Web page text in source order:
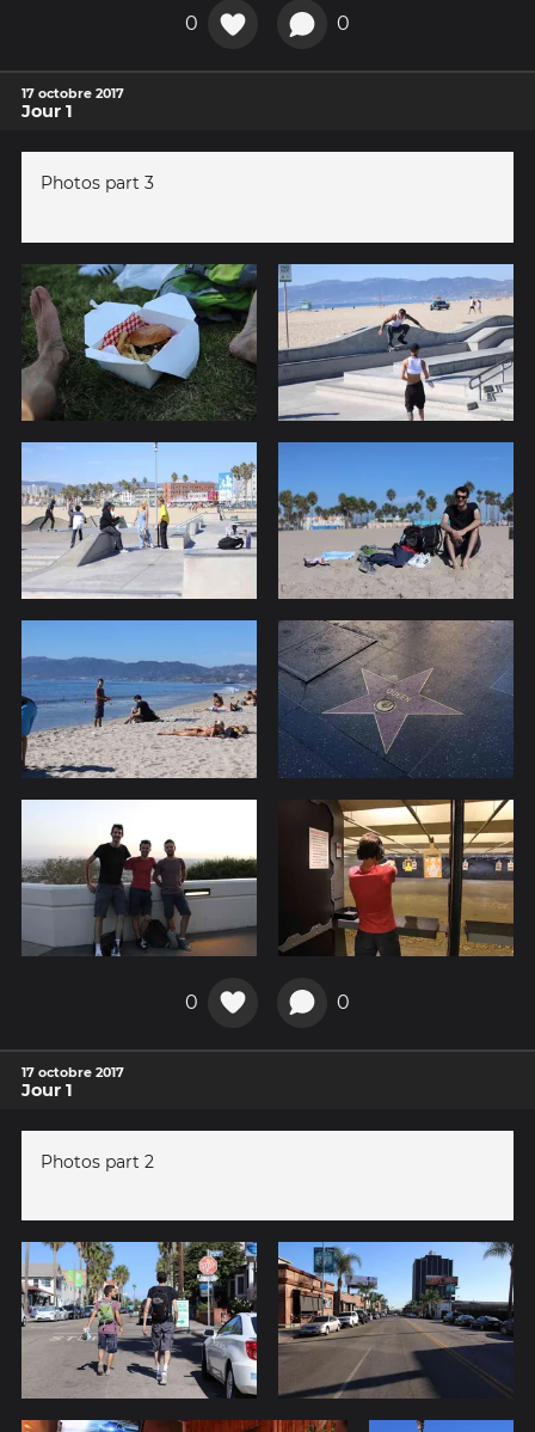
0 0
17 octobre 2017
Jour 1
Photos part 3
0 0
17 octobre 2017
Jour 1
Photos part 2